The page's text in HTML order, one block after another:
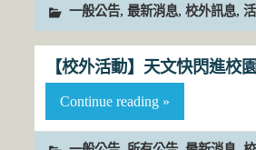
一般公告, 最新消息, 校外訊息,
【校外活動】天文快閃進校園
Continue reading »